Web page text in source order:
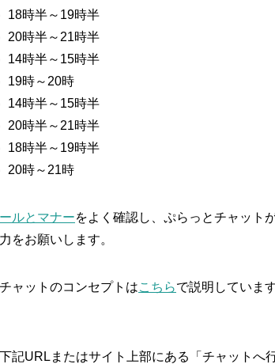
18時半～19時半
20時半～21時半
14時半～15時半
19時～20時
14時半～15時半
20時半～21時半
18時半～19時半
20時～21時
ルとマナーをよく確認し、ぷらっとチャット
をお願いします。
ャットのコンセプトはこちらで説明していま
記URLまたはサイト上部にある「チャットへ